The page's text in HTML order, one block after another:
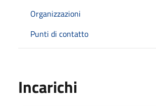
Organizzazioni
Punti di contatto
Incarichi